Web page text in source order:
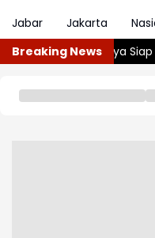
Jabar
Jakarta
Breaking News
Korban Kebakaran